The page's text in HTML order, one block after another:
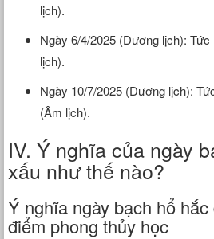
lịch).
Ngày 6/4/2025 (Dương lịch):
lịch).
Ngày 10/7/2025 (Dương lịch):
(Âm lịch).
IV. Ý nghĩa của ngày
xấu như thế nào?
Ý nghĩa ngày bạch hổ
điểm phong thủy học